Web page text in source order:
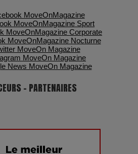
- PARTENAIRES